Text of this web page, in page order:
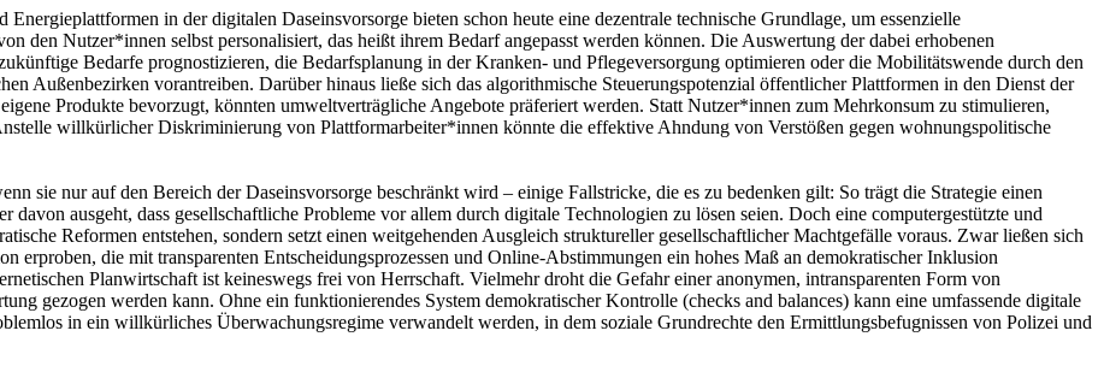
in der digitalen Daseinsvorsorge bieten schon heute eine dezentrale technische Grundlage, um essenzielle
den Nutzer*innen selbst personalisiert, das heißt ihrem Bedarf angepasst werden können. Die Auswertung der dabei erhobenen
Bedarfe prognostizieren, die Bedarfsplanung in der Kranken- und Pflegeversorgung optimieren oder die Mobilitätswende durch den
Außenbezirken vorantreiben. Darüber hinaus ließe sich das algorithmische Steuerungspotenzial öffentlicher Plattformen in den Dienst der
Produkte bevorzugt, könnten umweltverträgliche Angebote präferiert werden. Statt Nutzer*innen zum Mehrkonsum zu stimulieren,
willkürlicher Diskriminierung von Plattformarbeiter*innen könnte die effektive Ahndung von Verstößen gegen wohnungspolitische
sie nur auf den Bereich der Daseinsvorsorge beschränkt wird – einige Fallstricke, die es zu bedenken gilt: So trägt die Strategie einen
ausgeht, dass gesellschaftliche Probleme vor allem durch digitale Technologien zu lösen seien. Doch eine computergestützte und
Reformen entstehen, sondern setzt einen weitgehenden Ausgleich struktureller gesellschaftlicher Machtgefälle voraus. Zwar ließen sich
erproben, die mit transparenten Entscheidungsprozessen und Online-Abstimmungen ein hohes Maß an demokratischer Inklusion
Planwirtschaft ist keineswegs frei von Herrschaft. Vielmehr droht die Gefahr einer anonymen, intransparenten Form von
gezogen werden kann. Ohne ein funktionierendes System demokratischer Kontrolle (checks and balances) kann eine umfassende digitale
in ein willkürliches Überwachungsregime verwandelt werden, in dem soziale Grundrechte den Ermittlungsbefugnissen von Polizei und